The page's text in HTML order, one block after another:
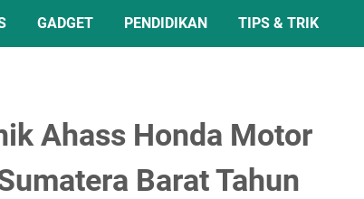
GADGET PENDIDIKAN TIPS & TRIK
Ahass Honda Motor
Barat Tahun